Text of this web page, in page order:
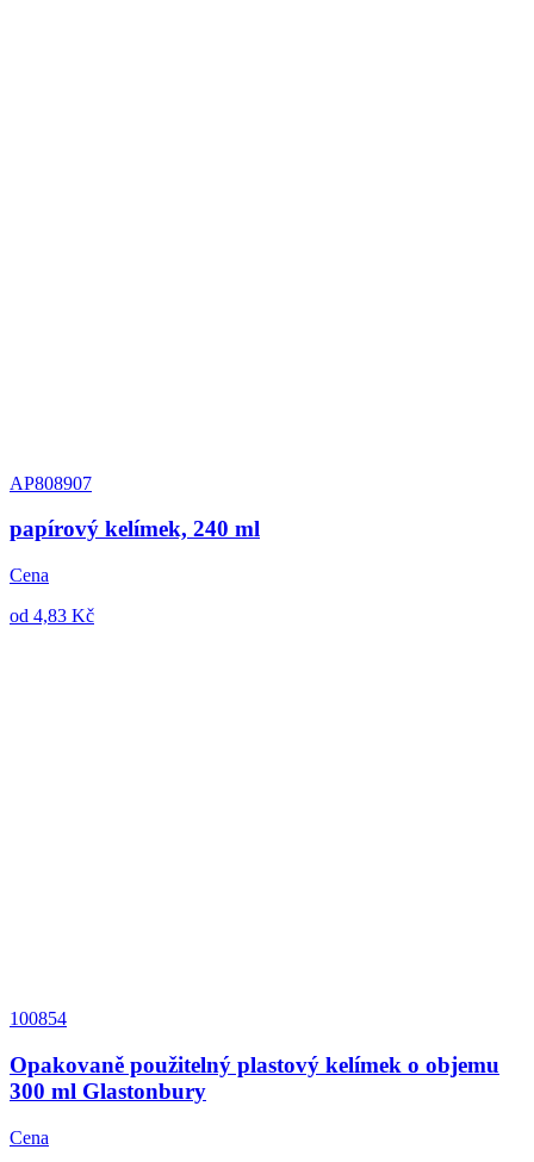
AP808907
papírový kelímek, 240 ml
Cena
od 4,83 Kč
100854
Opakovaně použitelný plastový kelímek o objemu
300 ml Glastonbury
Cena